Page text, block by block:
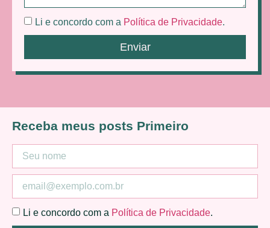
Li e concordo com a Política de Privacidade.
Enviar
Receba meus posts Primeiro
Li e concordo com a Política de Privacidade.